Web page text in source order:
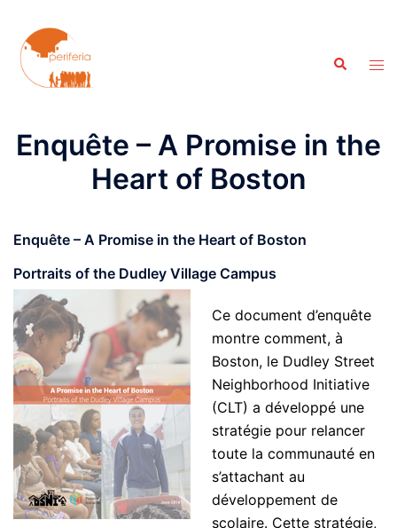
contenu
Enquête – A Promise in the
Heart of Boston
Enquête – A Promise in the Heart of Boston
Portraits of the Dudley Village Campus
Ce document d’enquête
montre comment, à
Boston, le Dudley Street
Neighborhood Initiative
(CLT) a développé une
stratégie pour relancer
toute la communauté en
s’attachant au
développement de
scolaire. Cette stratégie,